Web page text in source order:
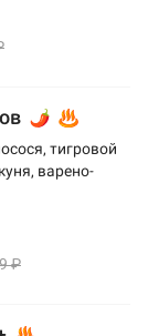
тигровой
варено-
₽